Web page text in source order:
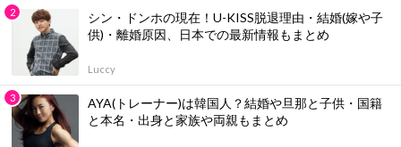
シン・ドンホの現在！U-KISS脱退理由・結婚(嫁や子
供)・離婚原因、日本での最新情報もまとめ
Luccy
AYA(トレーナー)は韓国人？結婚や旦那と子供・国籍
と本名・出身と家族や両親もまとめ